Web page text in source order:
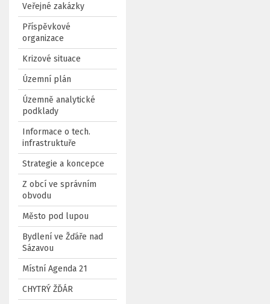
Veřejné zakázky
Příspěvkové
organizace
Krizové situace
Územní plán
Územně analytické
podklady
Informace o tech.
infrastruktuře
Strategie a koncepce
Z obcí ve správním
obvodu
Město pod lupou
Bydlení ve Žďáře nad
Sázavou
Místní Agenda 21
CHYTRÝ ŽĎÁR